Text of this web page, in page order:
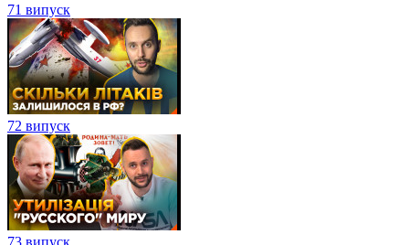
71 випуск
72 випуск
73 випуск